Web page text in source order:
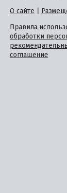
О сайте
Правила
обработки
соглашение